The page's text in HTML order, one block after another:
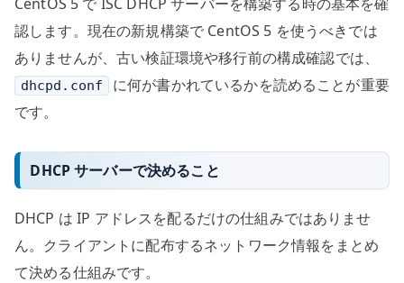
認します。現在の新規構築で CentOS 5 を使うべきでは
ありませんが、古い検証環境や移行前の構成確認では、
dhcpd.conf
に何が書かれているかを読めることが重要
です。
DHCP サーバーで決めること
DHCP は IP アドレスを配るだけの仕組みではありませ
ん。クライアントに配布するネットワーク情報をまとめ
て決める仕組みです。